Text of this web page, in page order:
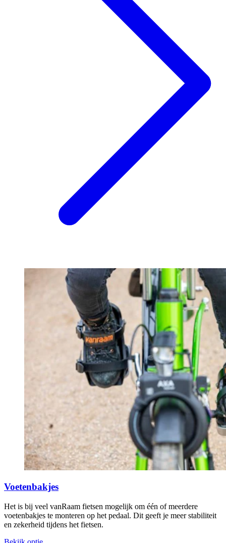
Voetenbakjes
Het is bij veel vanRaam fietsen mogelijk om één of meerdere
voetenbakjes te monteren op het pedaal. Dit geeft je meer stabiliteit
en zekerheid tijdens het fietsen.